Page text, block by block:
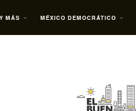
MÁS MÉXICO DEMOCRÁTICO